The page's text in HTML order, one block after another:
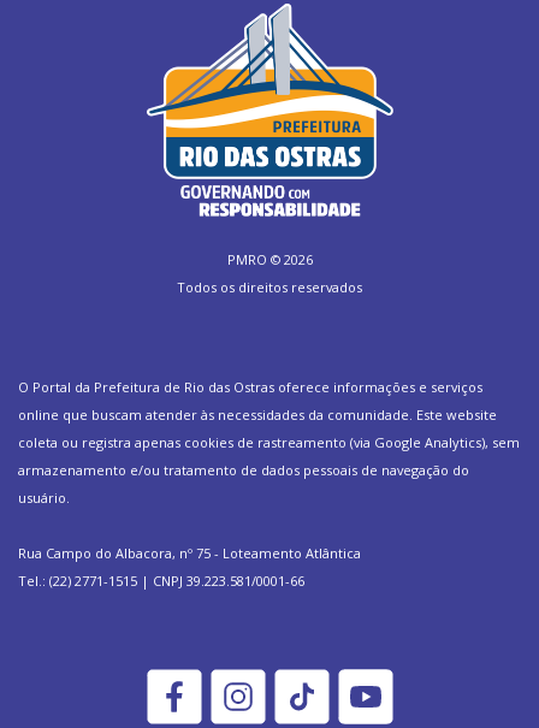
PMRO © 2026
Todos os direitos reservados
O Portal da Prefeitura de Rio das Ostras oferece informações e serviços
online que buscam atender às necessidades da comunidade. Este website
coleta ou registra apenas cookies de rastreamento (via Google Analytics), sem
armazenamento e/ou tratamento de dados pessoais de navegação do
usuário.
Rua Campo do Albacora, nº 75 - Loteamento Atlântica
Tel.: (22) 2771-1515 | CNPJ 39.223.581/0001-66